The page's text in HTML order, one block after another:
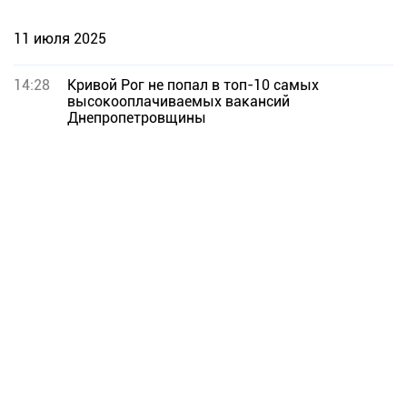
11 июля 2025
14:28
Кривой Рог не попал в топ-10 самых
высокооплачиваемых вакансий
Днепропетровщины